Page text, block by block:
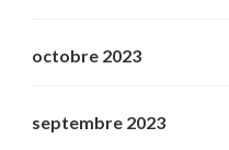
octobre 2023
septembre 2023